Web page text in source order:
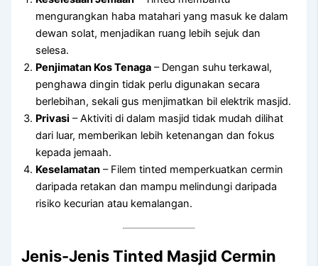
mengurangkan haba matahari yang masuk ke dalam
dewan solat, menjadikan ruang lebih sejuk dan
selesa.
Penjimatan Kos Tenaga – Dengan suhu terkawal,
penghawa dingin tidak perlu digunakan secara
berlebihan, sekali gus menjimatkan bil elektrik masjid.
Privasi – Aktiviti di dalam masjid tidak mudah dilihat
dari luar, memberikan lebih ketenangan dan fokus
kepada jemaah.
Keselamatan – Filem tinted memperkuatkan cermin
daripada retakan dan mampu melindungi daripada
risiko kecurian atau kemalangan.
Jenis-JenisTinted Masjid Cermin